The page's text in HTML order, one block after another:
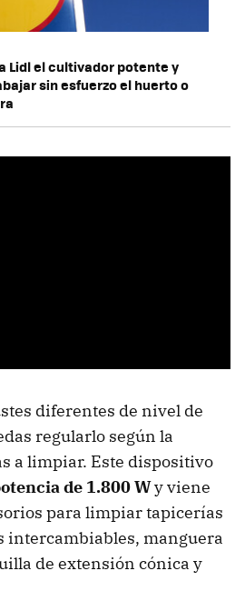
Lidl el cultivador potente y
sin esfuerzo el huerto o
diferentes de nivel de
regularlo según la
a limpiar. Este dispositivo
de 1.800 Wy viene
para limpiar tapicerías
intercambiables, manguera
de extensión cónica y